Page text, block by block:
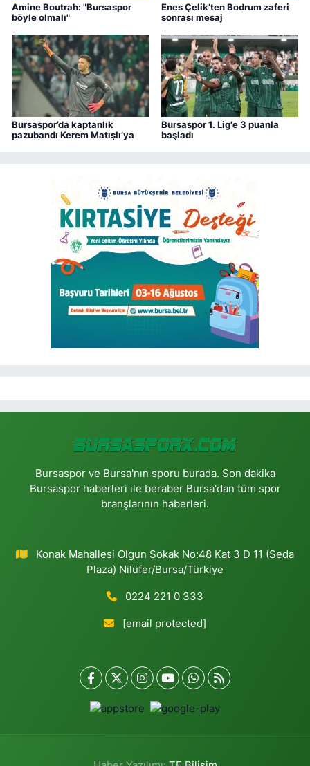
Amine Boutrah: "Bursaspor
böyle olmalı"
Enes Çelik’ten Bodrum zaferi
sonrası mesaj
Bursaspor’da kaptanlık
pazubandı Kerem Matışlı’ya
Bursaspor 1. Lig'e 3 puanla
başladı
Bursaspor ve Bursa'nın sporu burada. Son dakika
Bursaspor haberleri ile beraber Bursa'dan tüm spor
branşlarının haberleri.
Konak Mahallesi Olgun Sokak No:48 Kat 3 D 11 (Seda
Plaza) Nilüfer/Bursa/Türkiye
0224 221 0 333
[email protected]